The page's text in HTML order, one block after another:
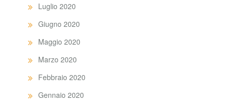
Luglio 2020
Giugno 2020
Maggio 2020
Marzo 2020
Febbraio 2020
Gennaio 2020